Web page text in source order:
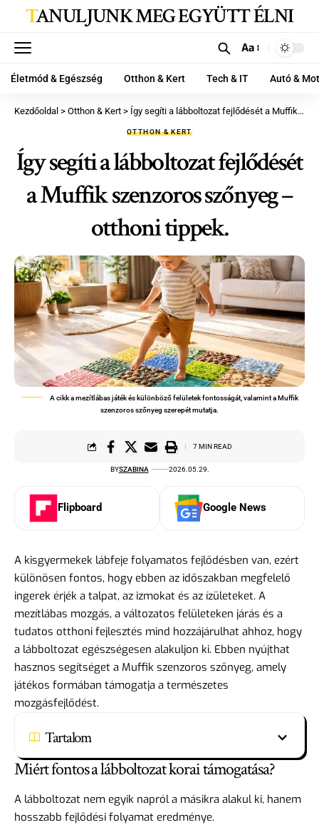
TANULJUNK MEG EGYÜTT ÉLNI
Aa
Életmód & Egészség Otthon & Kert Tech & IT Autó &
Kezdőoldal > Otthon & Kert > Így segíti a lábboltozat fejlődését a Muffik szenzoros szőnyeg – otthoni tippek.
OTTHON & KERT
Így segíti a lábboltozat fejlődését
a Muffik szenzoros szőnyeg –
otthoni tippek.
A cikk a mezítlábas játék és különböző felületek fontosságát, valamint a Muffik
szenzoros szőnyeg szerepét mutatja.
BYSZABINA 2026.05.29.
7 MIN READ
Flipboard Google News
A kisgyermekek lábfeje folyamatos fejlődésben van, ezért
különösen fontos, hogy ebben az időszakban megfelelő
ingerek érjék a talpat, az izmokat és az ízületeket. A
mezítlábas mozgás, a változatos felületeken járás és a
tudatos otthoni fejlesztés mind hozzájárulhat ahhoz, hogy
a lábboltozat egészségesen alakuljon ki. Ebben nyújthat
hasznos segítséget a Muffik szenzoros szőnyeg, amely
játékos formában támogatja a természetes
mozgásfejlődést.
Tartalom
Miért fontos a lábboltozat korai támogatása?
A lábboltozat nem egyik napról a másikra alakul ki, hanem
hosszabb fejlődési folyamat eredménye.